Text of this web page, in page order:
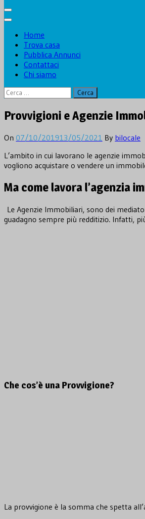
Home
Trova casa
Pubblica Annunci
Contattaci
Chi siamo
Ricerca
per:
Provvigioni e Agenzie
On 07/10/201913/05/2021 By bilocale
L’ambito in cui lavorano le agenzie
vogliono acquistare o vendere un
Ma come lavora l’agenzia
Le Agenzie Immobiliari, sono dei
guadagno sempre più redditizio. Infatti,
Che cos’è una Provvigione?
La provvigione è la somma che spetta